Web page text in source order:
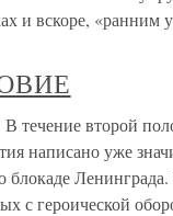
и вскоре, «ранним
второй
написано уже
блокаде
с героической